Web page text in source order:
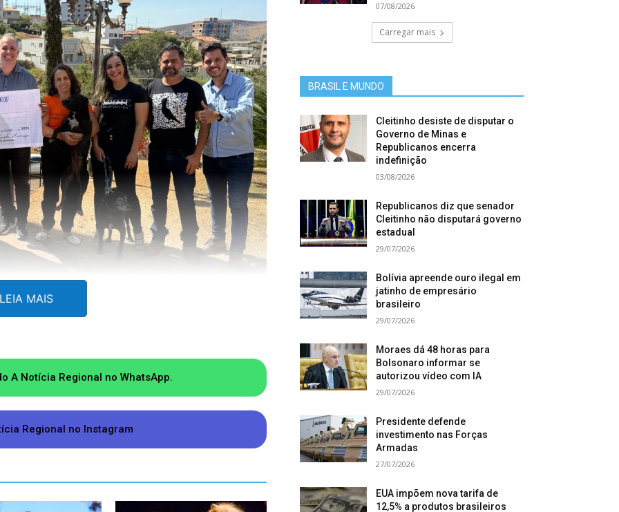
de R$50 mil
em situação de vulnerabilidade. Em
entregues R$180 mil à atenção primária em
e tratamento de pessoas com
LEIA MAIS
A Notícia Regional no WhatsApp.
Regional no Instagram
07/08/2026
Carregar mais
BRASIL E MUNDO
Cleitinho desiste de disputar o
Governo de Minas e
Republicanos encerra
indefinição
03/08/2026
Republicanos diz que senador
Cleitinho não disputará governo
estadual
29/07/2026
Bolívia apreende ouro ilegal em
jatinho de empresário
brasileiro
29/07/2026
Moraes dá 48 horas para
Bolsonaro informar se
autorizou vídeo com IA
29/07/2026
Presidente defende
investimento nas Forças
Armadas
27/07/2026
EUA impõem nova tarifa de
12,5% a produtos brasileiros